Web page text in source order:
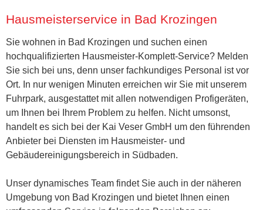
Hausmeisterservice in Bad Krozingen
Sie wohnen in Bad Krozingen und suchen einen
hochqualifizierten Hausmeister-Komplett-Service? Melden
Sie sich bei uns, denn unser fachkundiges Personal ist vor
Ort. In nur wenigen Minuten erreichen wir Sie mit unserem
Fuhrpark, ausgestattet mit allen notwendigen Profigeräten,
um Ihnen bei Ihrem Problem zu helfen. Nicht umsonst,
handelt es sich bei der Kai Veser GmbH um den führenden
Anbieter bei Diensten im Hausmeister- und
Gebäudereinigungsbereich in Südbaden.
Unser dynamisches Team findet Sie auch in der näheren
Umgebung von Bad Krozingen und bietet Ihnen einen